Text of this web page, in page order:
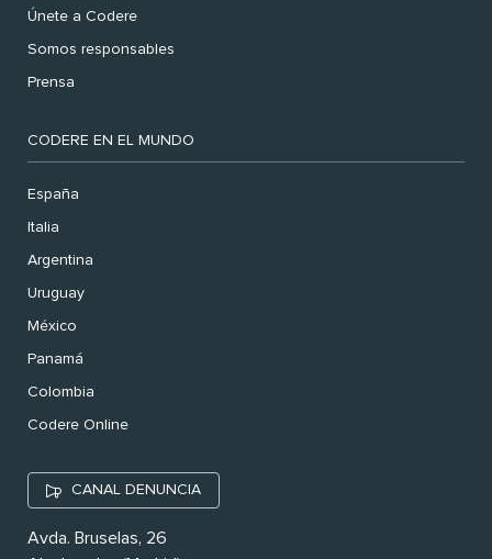
Únete a Codere
Somos responsables
Prensa
CODERE EN EL MUNDO
España
Italia
Argentina
Uruguay
México
Panamá
Colombia
Codere Online
CANAL DENUNCIA
Avda. Bruselas, 26